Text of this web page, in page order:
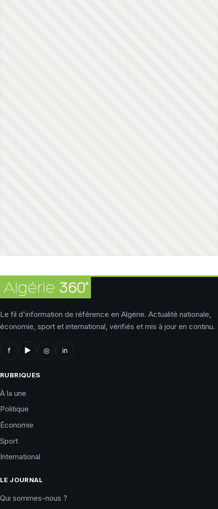
Le fil d'information de référence en Algérie. Actualité nationale,
économie, sport et international, vérifiés et mis à jour en continu.
f ▶ ◎ in
RUBRIQUES
À la une
Politique
Économie
Sport
International
LE JOURNAL
Qui sommes-nous ?